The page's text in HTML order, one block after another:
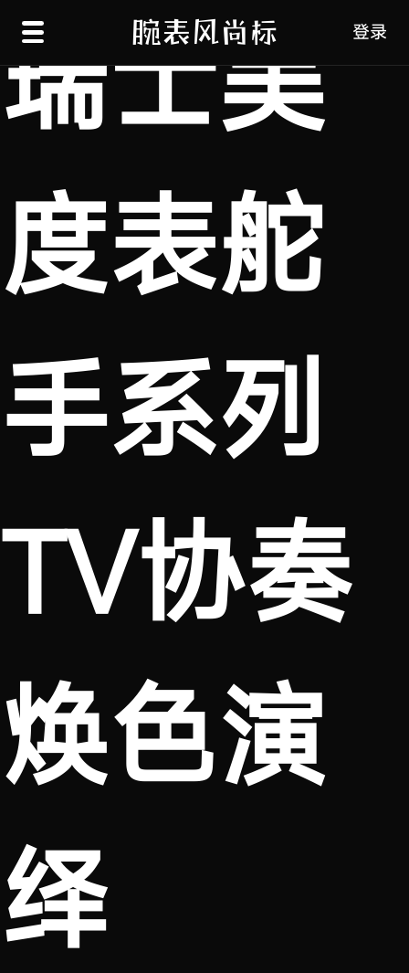
登录
瑞士美
度表舵
手系列
TV协奏
焕色演
绎